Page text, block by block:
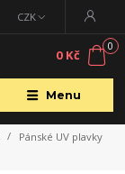
Menu
CZK
0
0 Kč
Pánské UV plavky